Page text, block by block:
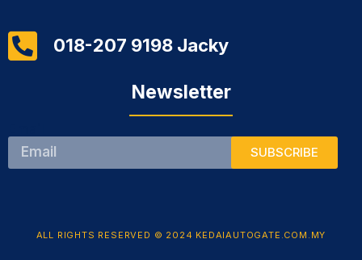
018-207 9198 Jacky
Newsletter
SUBSCRIBE
ALL RIGHTS RESERVED © 2024 KEDAIAUTOGATE.COM.MY